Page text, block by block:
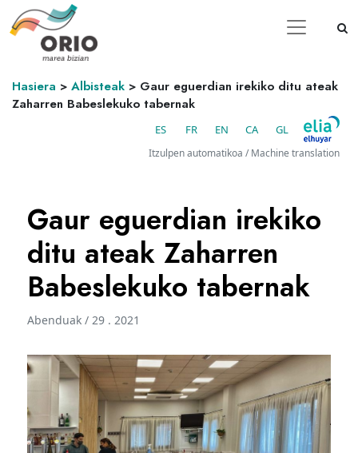
Hasiera > Albisteak > Gaur eguerdian irekiko ditu ateak
Zaharren Babeslekuko tabernak
ES FR EN CA GL
Itzulpen automatikoa / Machine translation
Gaur eguerdian irekiko
ditu ateak Zaharren
Babeslekuko tabernak
Abenduak / 29 . 2021